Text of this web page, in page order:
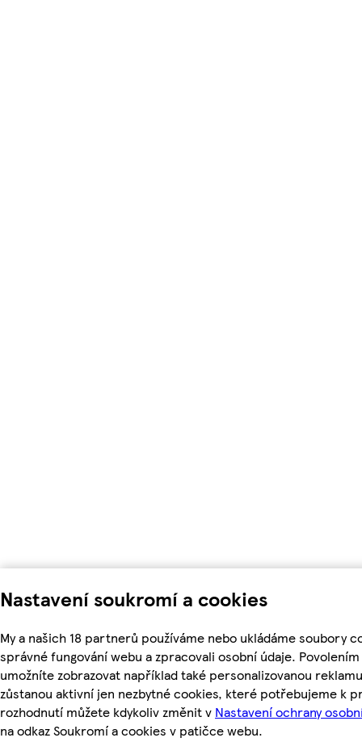
Nastavení soukromí a cookies
My a našich 18 partnerů používáme nebo ukládáme soubory
správné fungování webu a zpracovali osobní údaje.
umožníte zobrazovat například také personalizovanou
zůstanou aktivní jen nezbytné cookies, které potřebujeme k
rozhodnutí můžete kdykoliv změnit v Nastavení ochrany
na odkaz Soukromí a cookies v patičce webu.